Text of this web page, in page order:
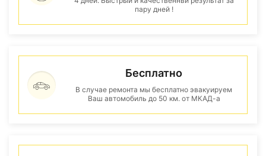
пару дней !
Бесплатно
В случае ремонта мы бесплатно эвакуируем
Ваш автомобиль до 50 км. от МКАД-а